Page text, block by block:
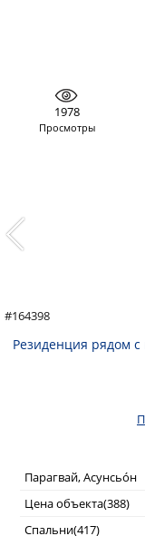
1978
Просмотры
#164398
Резиденция рядом
Парагвай, Асунсьо́н
Цена объекта(388)
Спальни(417)